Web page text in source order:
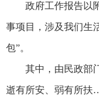
政府工作报告以
事项目，涉及我们生
包”。
其中，由民政部
逝有所安、弱有所